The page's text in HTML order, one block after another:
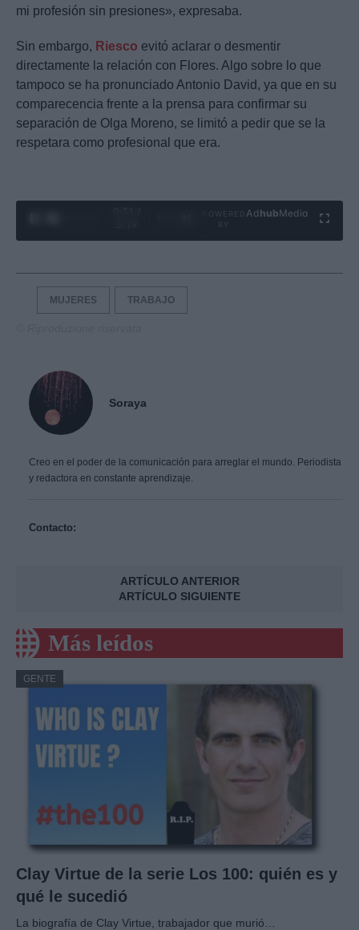
mi profesión sin presiones», expresaba.
Sin embargo, Riesco evitó aclarar o desmentir
directamente la relación con Flores. Algo sobre lo que
tampoco se ha pronunciado Antonio David, ya que en su
comparecencia frente a la prensa para confirmar su
separación de Olga Moreno, se limitó a pedir que se la
respetara como profesional que era.
Ad hubMedia
MUJERES TRABAJO
Soraya
Creo en el poder de la comunicación para arreglar el mundo. Periodista
y redactora en constante aprendizaje.
Contacto:
ARTÍCULO ANTERIOR
ARTÍCULO SIGUIENTE
Más leídos
GENTE
Clay Virtue de la serie Los 100: quién es y
qué le sucedió
La biografía de Clay Virtue, trabajador que murió…